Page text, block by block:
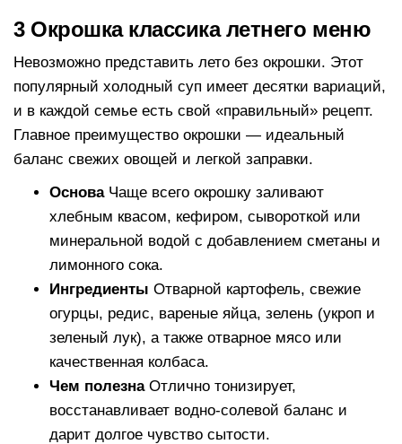
3 Окрошка классика летнего меню
Невозможно представить лето без окрошки. Этот
популярный холодный суп имеет десятки вариаций,
и в каждой семье есть свой «правильный» рецепт.
Главное преимущество окрошки — идеальный
баланс свежих овощей и легкой заправки.
ОсноваЧаще всего окрошку заливают
хлебным квасом, кефиром, сывороткой или
минеральной водой с добавлением сметаны и
лимонного сока.
Ингредиенты Отварной картофель, свежие
огурцы, редис, вареные яйца, зелень (укроп и
зеленый лук), а также отварное мясо или
качественная колбаса.
Чем полезнаОтлично тонизирует,
восстанавливает водно-солевой баланс и
дарит долгое чувство сытости.